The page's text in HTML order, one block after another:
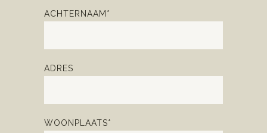
ACHTERNAAM*
ADRES
WOONPLAATS*